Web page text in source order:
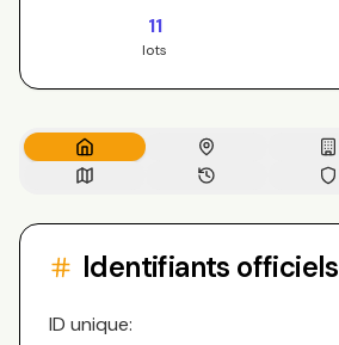
11
lots
Identifiants officiels
ID unique: